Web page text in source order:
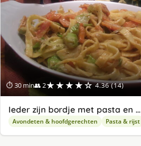
⏱ 30 min👥 2★★★★☆ 4.36 (14)
Ieder zijn bordje met pasta en …
Avondeten & hoofdgerechten Pasta & rijst